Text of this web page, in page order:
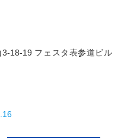
18-19 フェスタ表参道ビル